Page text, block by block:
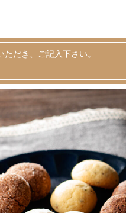
だき、ご記入下さい。